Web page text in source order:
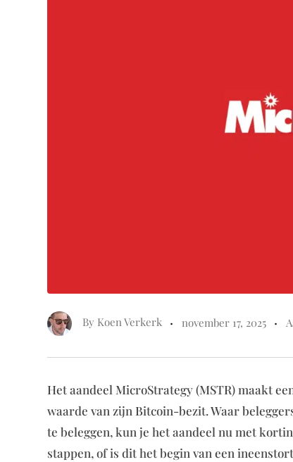
By Koen Verkerk november 17, 2025
Het aandeel MicroStrategy (MSTR) maakt
waarde van zijn Bitcoin-bezit. Waar
te beleggen, kun je het aandeel nu met
stappen, of is dit het begin van een